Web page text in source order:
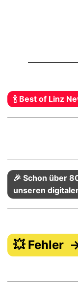
🍾 Best of Linz
🎉 Schon über
unseren
💥 Fehler